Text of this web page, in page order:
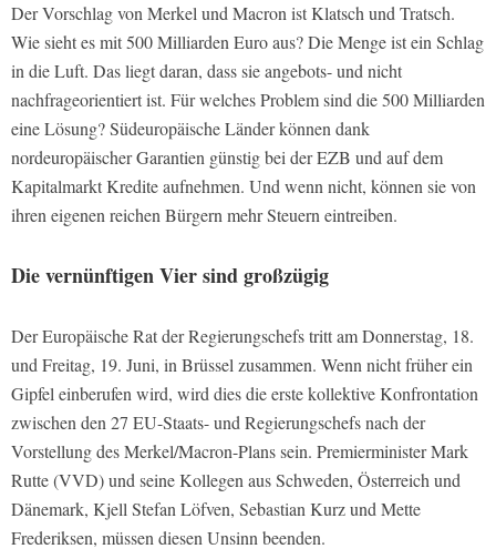
Der Vorschlag von Merkel und Macron ist Klatsch und Tratsch.
Wie sieht es mit 500 Milliarden Euro aus? Die Menge ist ein Schlag
in die Luft. Das liegt daran, dass sie angebots- und nicht
nachfrageorientiert ist. Für welches Problem sind die 500 Milliarden
eine Lösung? Südeuropäische Länder können dank
nordeuropäischer Garantien günstig bei der EZB und auf dem
Kapitalmarkt Kredite aufnehmen. Und wenn nicht, können sie von
ihren eigenen reichen Bürgern mehr Steuern eintreiben.
Die vernünftigen Vier sind großzügig
Der Europäische Rat der Regierungschefs tritt am Donnerstag, 18.
und Freitag, 19. Juni, in Brüssel zusammen. Wenn nicht früher ein
Gipfel einberufen wird, wird dies die erste kollektive Konfrontation
zwischen den 27 EU-Staats- und Regierungschefs nach der
Vorstellung des Merkel/Macron-Plans sein. Premierminister Mark
Rutte (VVD) und seine Kollegen aus Schweden, Österreich und
Dänemark, Kjell Stefan Löfven, Sebastian Kurz und Mette
Frederiksen, müssen diesen Unsinn beenden.